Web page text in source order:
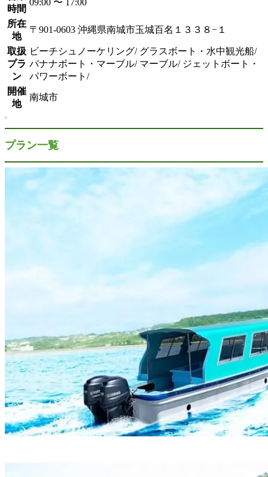
時間
09:00 〜 17:00
所在
地
〒901-0603 沖縄県南城市玉城百名１３３８−１
取扱
プラ
ン
ビーチシュノーケリング/ グラスボート・水中観光船/
バナナボート・マーブル/ マーブル/ ジェットボート・
パワーボート/
開催
地
南城市
プラン一覧